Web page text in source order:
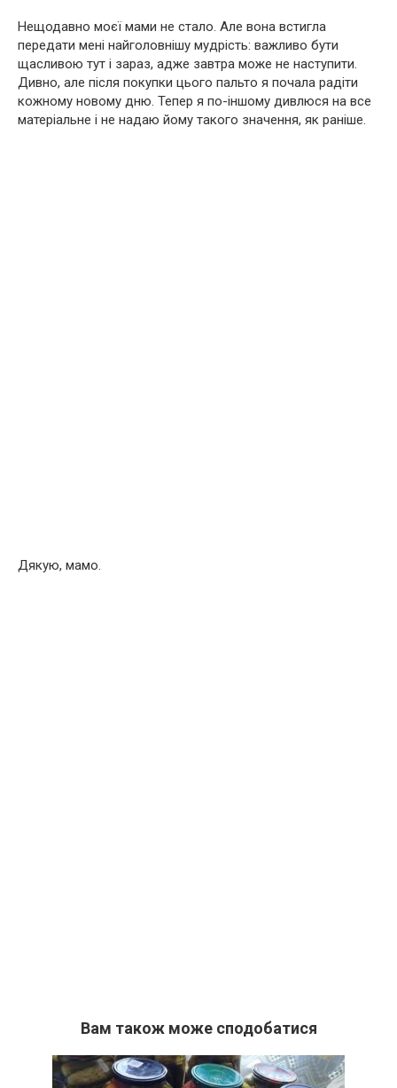
Нещодавно моєї мами не стало. Але вона встигла
передати мені найголовнішу мудрість: важливо бути
щасливою тут і зараз, адже завтра може не наступити.
Дивно, але після покупки цього пальто я почала радіти
кожному новому дню. Тепер я по-іншому дивлюся на все
матеріальне і не надаю йому такого значення, як раніше.
Дякую, мамо.
Вам також може сподобатися